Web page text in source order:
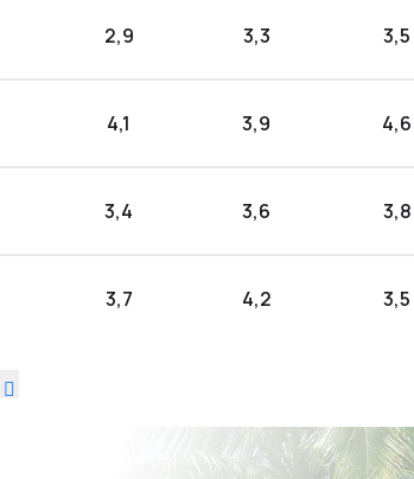
2,9 3,3 3,5
4,1 3,9 4,6
3,4 3,6 3,8
3,7 4,2 3,5